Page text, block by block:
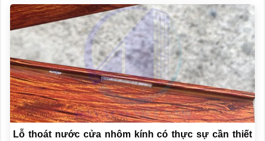
Lỗ thoát nước cửa nhôm kính có thực sự cần thiết